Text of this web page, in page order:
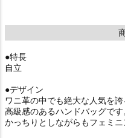
●特長
自立
●デザイン
ワニ革の中でも絶大な人気を
高級感のあるハンドバッグです
かっちりとしながらもフェミ